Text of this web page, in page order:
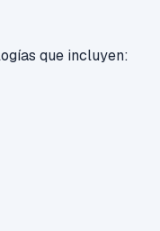
que incluyen: